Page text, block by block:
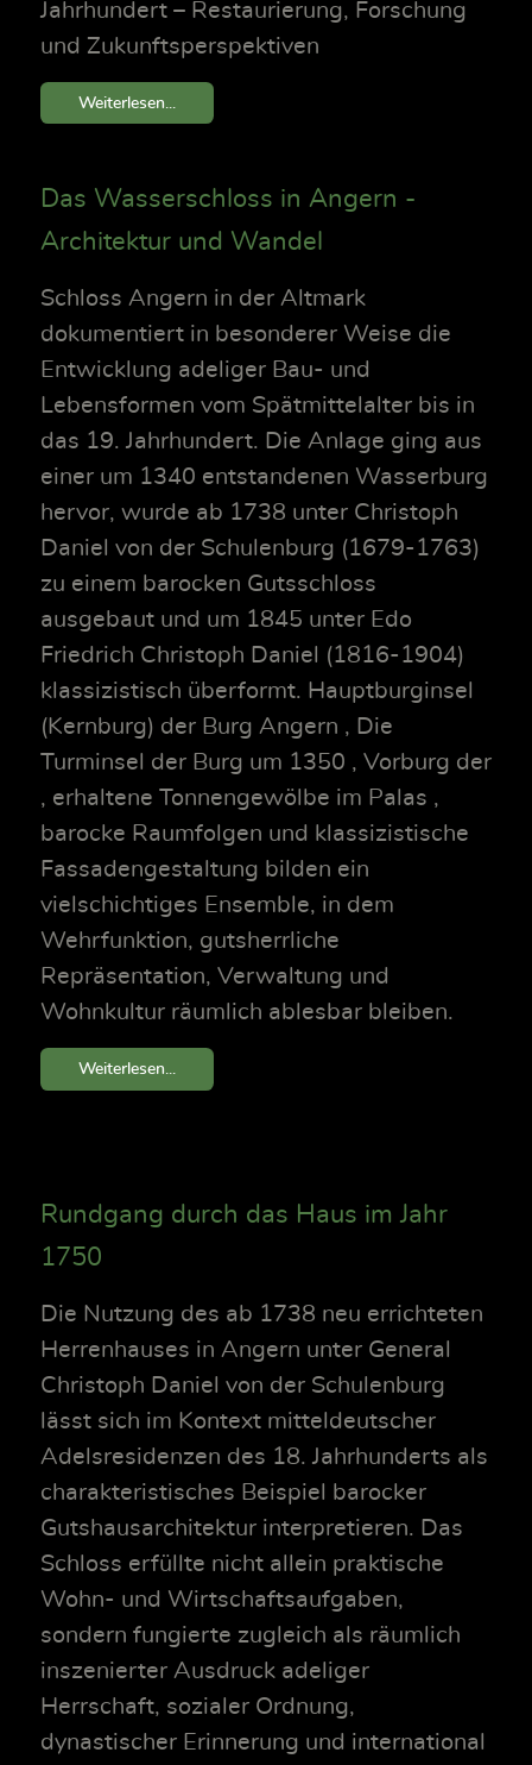
Jahrhundert – Restaurierung, Forschung
und Zukunftsperspektiven
Weiterlesen...
Das Wasserschloss in Angern -
Architektur und Wandel
Schloss Angern in der Altmark
dokumentiert in besonderer Weise die
Entwicklung adeliger Bau- und
Lebensformen vom Spätmittelalter bis in
das 19. Jahrhundert. Die Anlage ging aus
einer um 1340 entstandenen Wasserburg
hervor, wurde ab 1738 unter Christoph
Daniel von der Schulenburg (1679-1763)
zu einem barocken Gutsschloss
ausgebaut und um 1845 unter Edo
Friedrich Christoph Daniel (1816-1904)
klassizistisch überformt. Hauptburginsel
(Kernburg) der Burg Angern , Die
Turminsel der Burg um 1350 , Vorburg der
, erhaltene Tonnengewölbe im Palas ,
barocke Raumfolgen und klassizistische
Fassadengestaltung bilden ein
vielschichtiges Ensemble, in dem
Wehrfunktion, gutsherrliche
Repräsentation, Verwaltung und
Wohnkultur räumlich ablesbar bleiben.
Weiterlesen...
Rundgang durch das Haus im Jahr
1750
Die Nutzung des ab 1738 neu errichteten
Herrenhauses in Angern unter General
Christoph Daniel von der Schulenburg
lässt sich im Kontext mitteldeutscher
Adelsresidenzen des 18. Jahrhunderts als
charakteristisches Beispiel barocker
Gutshausarchitektur interpretieren. Das
Schloss erfüllte nicht allein praktische
Wohn- und Wirtschaftsaufgaben,
sondern fungierte zugleich als räumlich
inszenierter Ausdruck adeliger
Herrschaft, sozialer Ordnung,
dynastischer Erinnerung und international